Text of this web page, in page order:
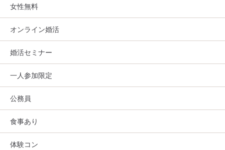
女性無料
オンライン婚活
婚活セミナー
一人参加限定
公務員
食事あり
体験コン